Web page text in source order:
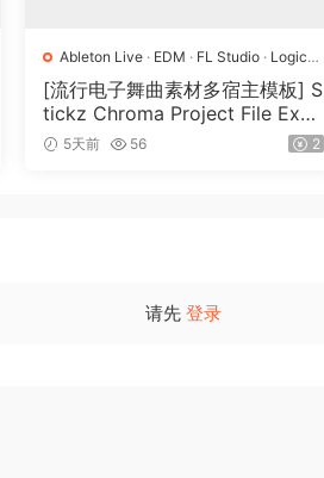
Ableton Live· EDM · FL Studio· Logic
Pro· Pop·工程 ·素材· 采样
[流行电子舞曲素材多宿主模板] S
tickz Chroma Project File Expa
nsion（2.53GB）
5天前 56 2
请先 登录